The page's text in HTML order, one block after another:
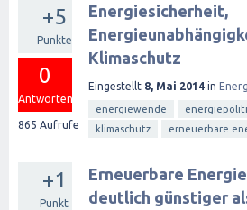
+5
Punkte
0
Antworten
865 Aufrufe
Energiesicherheit,
Klimaschutz
Eingestellt 8, Mai 2014 in
energiewende
klimaschutz
erneuerbare
+1
Punkt
Erneuerbare
deutlich günstiger